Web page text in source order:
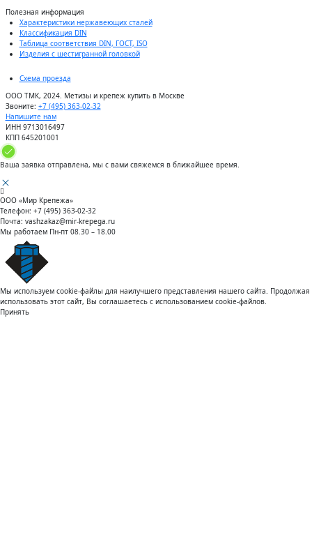
Полезная информация
Характеристики нержавеющих сталей
Классификация DIN
Таблица соответствия DIN, ГОСТ, ISO
Изделия с шестигранной головкой
Схема проезда
ООО ТМК, 2024. Метизы и крепеж купить в Москве
Звоните: +7 (495) 363-02-32
Напишите нам
ИНН 9713016497
КПП 645201001
Ваша заявка отправлена, мы с вами свяжемся в ближайшее время.
ООО «Мир Крепежа»
Телефон: +7 (495) 363-02-32
Почта: vashzakaz@mir-krepega.ru
Мы работаем Пн-пт 08.30 – 18.00
Мы используем cookie-файлы для наилучшего представления нашего сайта. Продолжая
использовать этот сайт, Вы соглашаетесь с использованием cookie-файлов.
Принять